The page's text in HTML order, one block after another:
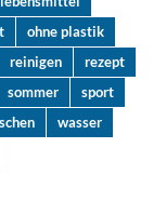
ohne plastik
reinigen
rezept
sommer
sport
wasser